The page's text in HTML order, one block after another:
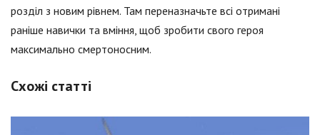
розділ з новим рівнем. Там переназначьте всі отримані
раніше навички та вміння, щоб зробити свого героя
максимально смертоносним.
Схожі статті